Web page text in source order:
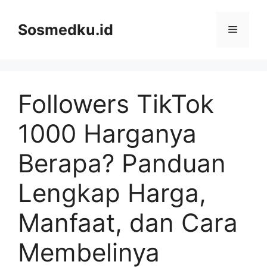
contentSosmedku.id Menu
Followers TikTok
1000 Harganya
Berapa? Panduan
Lengkap Harga,
Manfaat, dan Cara
Membelinya